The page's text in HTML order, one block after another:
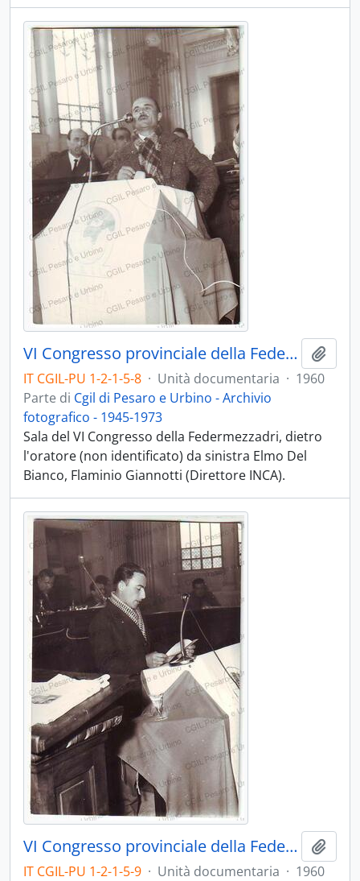
VI Congresso provinciale della Federmezzadri - 1960
IT CGIL-PU 1-2-1-5-8 · Unità documentaria · 1960
Parte di Cgil di Pesaro e Urbino - Archivio
fotografico - 1945-1973
Sala del VI Congresso della Federmezzadri, dietro
l'oratore (non identificato) da sinistra Elmo Del
Bianco, Flaminio Giannotti (Direttore INCA).
VI Congresso provinciale della Federmezzadri - 1960
IT CGIL-PU 1-2-1-5-9 · Unità documentaria · 1960